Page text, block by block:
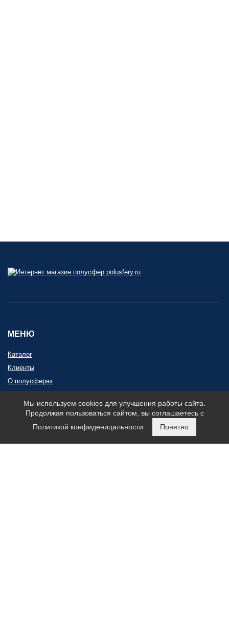
МЕНЮ
Каталог
Клиенты
О полусферах
Карта сайта
КОНТАКТЫ
Мы используем cookies для улучшения работы сайта.
Продолжая пользоваться сайтом, вы соглашаетесь с
Политикой конфиденицальности.
Понятно